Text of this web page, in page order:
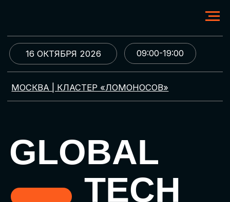
МОСКВА | КЛАСТЕР «ЛОМОНОСОВ»
GLOBAL
TECH
FORUM
Цифровая трансформация
09:00-19:00
16 ОКТЯБРЯ 2026